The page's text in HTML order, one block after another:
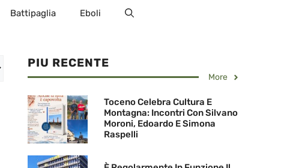
Battipaglia Eboli
PIU RECENTE
More
Toceno Celebra Cultura E
Montagna: Incontri Con Silvano
Moroni, Edoardo E Simona
Raspelli